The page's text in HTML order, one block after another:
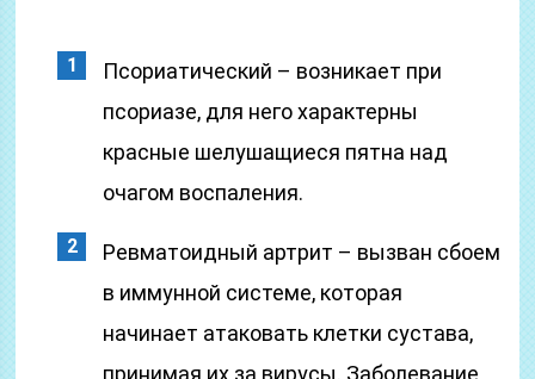
Псориатический – возникает при
псориазе, для него характерны
красные шелушащиеся пятна над
очагом воспаления.
Ревматоидный артрит – вызван сбоем
в иммунной системе, которая
начинает атаковать клетки сустава,
принимая их за вирусы. Заболевание